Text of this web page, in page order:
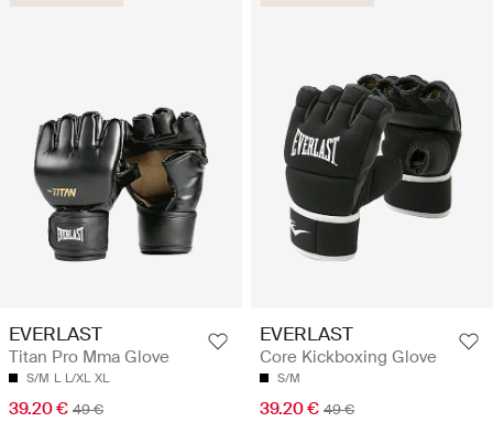
EVERLAST
Titan Pro Mma Glove
S/M L L/XL XL
39.20 € 49 €
EVERLAST
Core Kickboxing Glove
S/M
39.20 € 49 €